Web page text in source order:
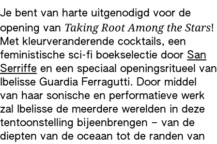
Je bent van harte uitgenodigd voor de
opening van Taking Root Among the Stars!
Met kleurveranderende cocktails, een
feministische sci-fi boekselectie door San
Serriffe en een speciaal openingsritueel van
Ibelisse Guardia Ferragutti. Door middel
van haar sonische en performatieve werk
zal Ibelisse de meerdere werelden in deze
tentoonstelling bijeenbrengen – van de
diepten van de oceaan tot de randen van